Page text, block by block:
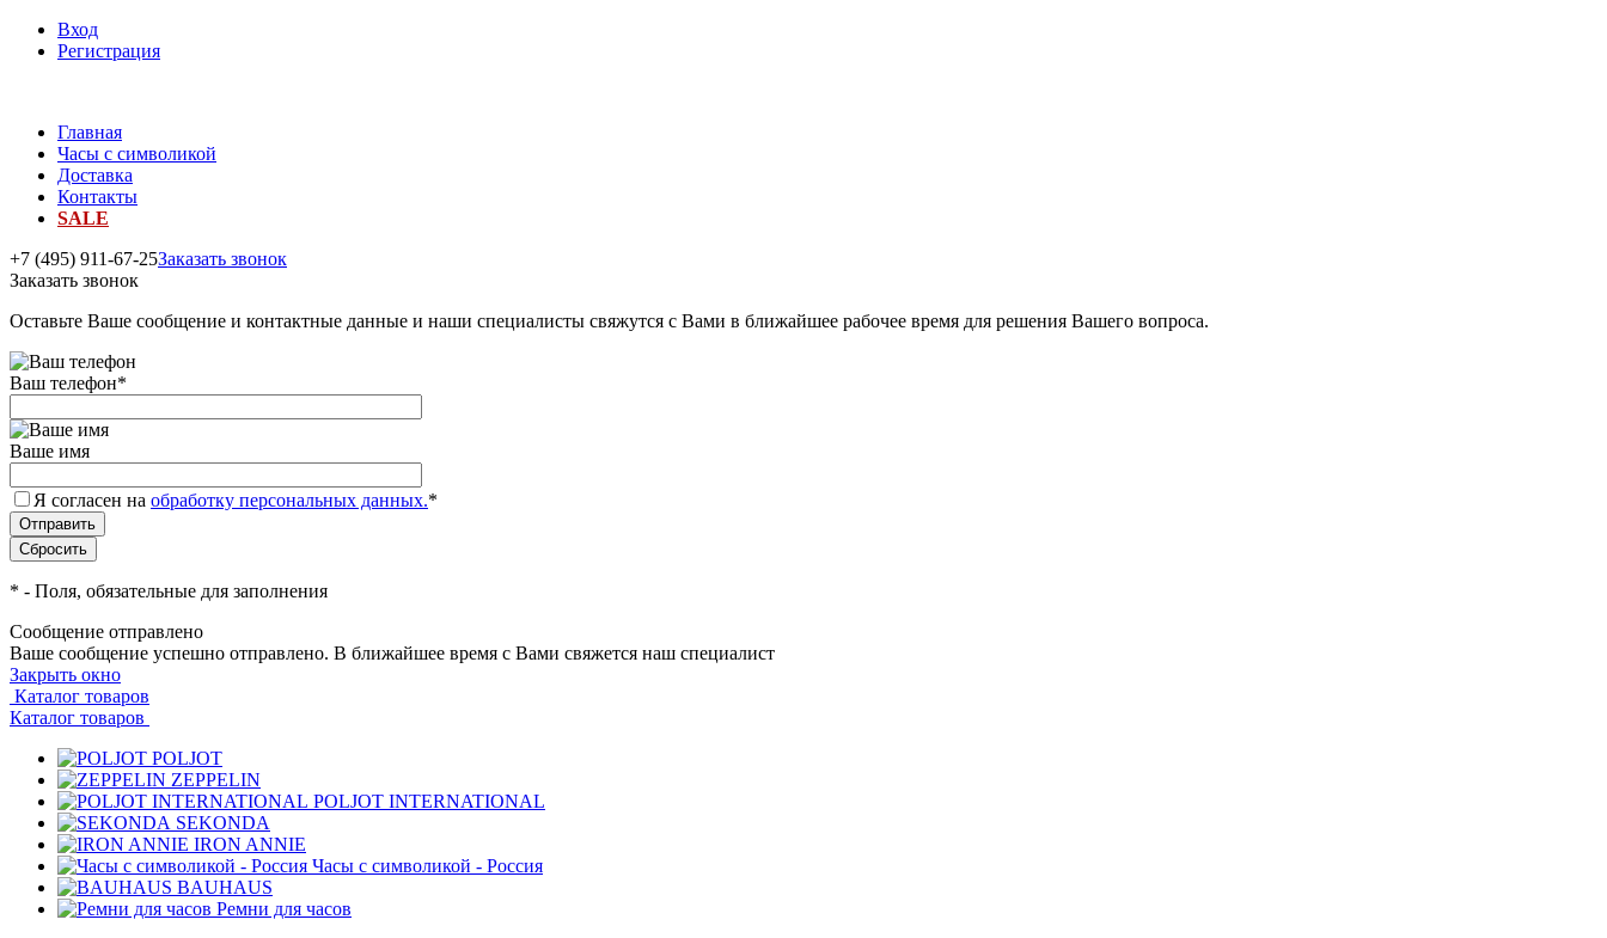
Вход
Регистрация
Главная
Часы с символикой
Доставка
Контакты
SALE
+7 (495) 911-67-25Заказать звонок
Заказать звонок
Оставьте Ваше сообщение и контактные данные и наши специалисты свяжутся с Вами в ближайшее рабочее время для решения Вашего вопроса.
Ваш телефон*
Ваше имя
Я согласен на обработку персональных данных.*
* - Поля, обязательные для заполнения
Сообщение отправлено
Ваше сообщение успешно отправлено. В ближайшее время с Вами свяжется наш специалист
Закрыть окно
Каталог товаров
Каталог товаров
POLJOT
ZEPPELIN
POLJOT INTERNATIONAL
SEKONDA
IRON ANNIE
Часы с символикой - Россия
BAUHAUS
Ремни для часов